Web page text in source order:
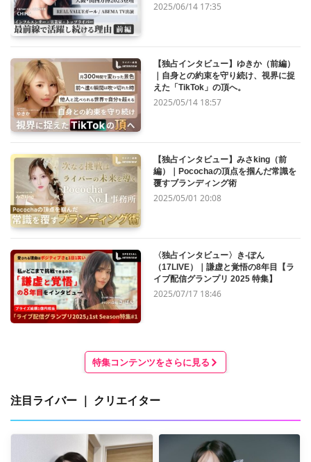
2025/06/14 17:35
【独占インタビュー】ゆきか（前編）
｜自身との約束を守り続け、視界に捉
えた「TikTok」の頂へ。
2025/05/14 18:57
【独占インタビュー】みさking（前
編）｜Pocochaの頂点を掴んだ常識を
覆すブランディング術
2025/05/01 20:08
〈独占インタビュー〉き-ぽん
（17LIVE）｜謙虚と覚悟の8年目【ラ
イブ配信グランプリ 2025 特集】
2025/07/17 18:46
特集コンテンツをさらに見る
注目ライバー ｜ クリエイター